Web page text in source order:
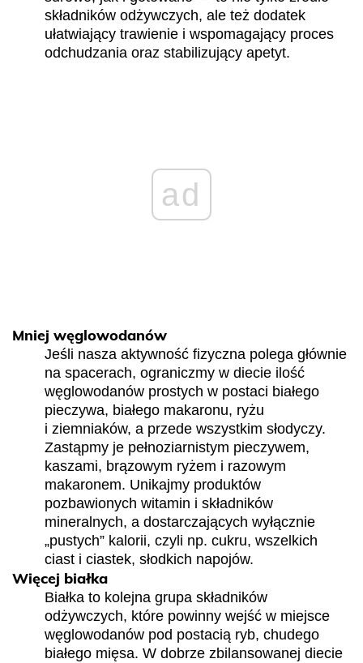
składników odżywczych, ale też dodatek
ułatwiający trawienie i wspomagający proces
odchudzania oraz stabilizujący apetyt.
ad
Mniej węglowodanów
Jeśli nasza aktywność fizyczna polega głównie
na spacerach, ograniczmy w diecie ilość
węglowodanów prostych w postaci białego
pieczywa, białego makaronu, ryżu
i ziemniaków, a przede wszystkim słodyczy.
Zastąpmy je pełnoziarnistym pieczywem,
kaszami, brązowym ryżem i razowym
makaronem. Unikajmy produktów
pozbawionych witamin i składników
mineralnych, a dostarczających wyłącznie
„pustych” kalorii, czyli np. cukru, wszelkich
ciast i ciastek, słodkich napojów.
Więcej białka
Białka to kolejna grupa składników
odżywczych, które powinny wejść w miejsce
węglowodanów pod postacią ryb, chudego
białego mięsa. W dobrze zbilansowanej diecie